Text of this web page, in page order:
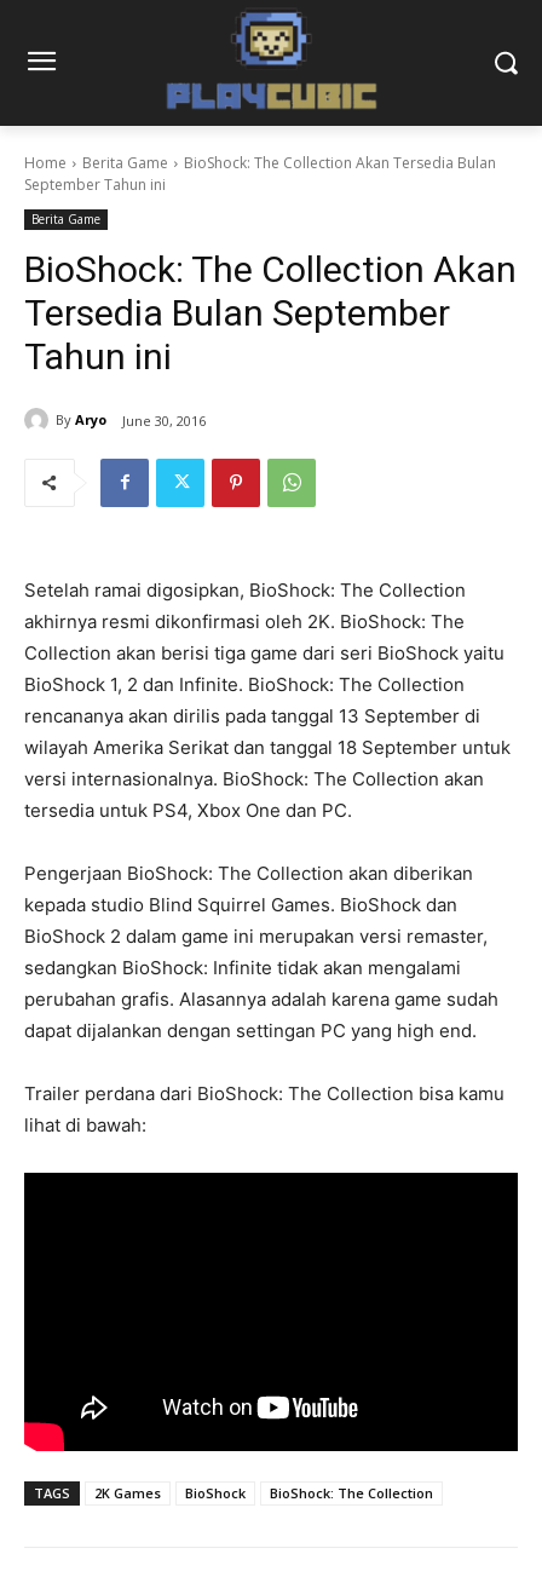
Home Berita Game
BioShock: The Collection Akan Tersedia Bulan
September Tahun ini
Berita Game
BioShock: The Collection Akan
Tersedia Bulan September
Tahun ini
By Aryo June 30, 2016
Setelah ramai digosipkan, BioShock: The Collection
akhirnya resmi dikonfirmasi oleh 2K. BioShock: The
Collection akan berisi tiga game dari seri BioShock yaitu
BioShock 1, 2 dan Infinite. BioShock: The Collection
rencananya akan dirilis pada tanggal 13 September di
wilayah Amerika Serikat dan tanggal 18 September untuk
versi internasionalnya. BioShock: The Collection akan
tersedia untuk PS4, Xbox One dan PC.
Pengerjaan BioShock: The Collection akan diberikan
kepada studio Blind Squirrel Games. BioShock dan
BioShock 2 dalam game ini merupakan versi remaster,
sedangkan BioShock: Infinite tidak akan mengalami
perubahan grafis. Alasannya adalah karena game sudah
dapat dijalankan dengan settingan PC yang high end.
Trailer perdana dari BioShock: The Collection bisa kamu
lihat di bawah:
TAGS 2K Games BioShock BioShock: The Collection